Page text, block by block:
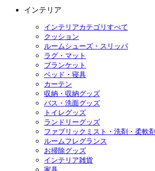
インテリア
インテリアカテゴリすべて
クッション
ルームシューズ・スリッパ
ラグ・マット
ブランケット
ベッド・寝具
カーテン
収納・収納グッズ
バス・洗面グッズ
トイレグッズ
ランドリーグッズ
ファブリックミスト・洗剤・柔軟剤
ルームフレグランス
お掃除グッズ
インテリア雑貨